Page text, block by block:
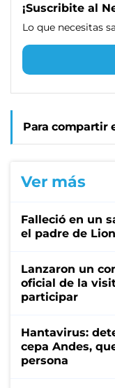
¡Suscribite al
Lo que necesitas
Para compartir
Ver más
Falleció en un
el padre de
Lanzaron un
oficial de la
participar
Hantavirus:
cepa Andes,
persona